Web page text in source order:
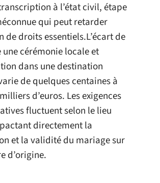
à l’état civil, étape
qui peut retarder
de droits essentiels.L’écart de
cérémonie locale et
dans une destination
de quelques centaines à
d’euros. Les exigences
fluctuent selon le lieu
directement la
et la validité du mariage sur
d’origine.